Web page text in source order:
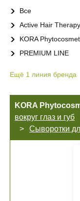
Все
Active Hair
KORA
PREMIUM LINE
Ещё 1 линия бренда
KORA
вокруг глаз и губ
Сыворотки